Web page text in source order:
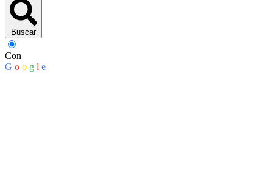
Buscar
Con
G o o g l e